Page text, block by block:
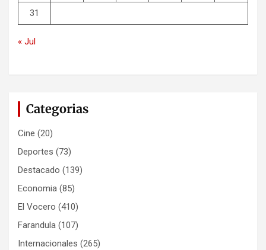
31
« Jul
Categorias
Cine (20)
Deportes (73)
Destacado (139)
Economia (85)
El Vocero (410)
Farandula (107)
Internacionales (265)